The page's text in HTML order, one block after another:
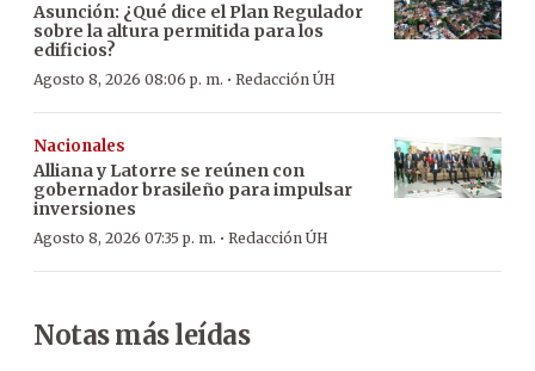
Asunción: ¿Qué dice el Plan Regulador
sobre la altura permitida para los
edificios?
Agosto 8, 2026 08:06 p. m. · Redacción ÚH
Nacionales
Alliana y Latorre se reúnen con
gobernador brasileño para impulsar
inversiones
Agosto 8, 2026 07:35 p. m. · Redacción ÚH
Notas más leídas